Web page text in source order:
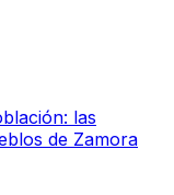
las
de Zamora